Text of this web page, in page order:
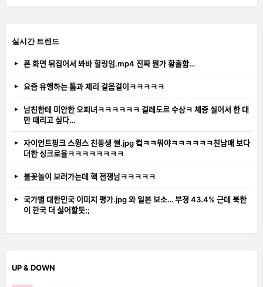
실시간 트렌드
폰 화면 뒤집어서 봐바 힐링임.mp4 진짜 뭔가 황홀함…
요즘 유행하는 톰과 제리 걸음걸이ㅋㅋㅋㅋㅋ
남친한테 미안한 오피녀ㅋㅋㅋㅋㅋㅋ 걸레도르 수상ㅋ 체중 실어서 한 대
만 때리고 싶다…
자이언트핑크 스윙스 친동생 썰.jpg 컼ㅋㅋ뭐야ㅋㅋㅋㅋㅋㅋ친남매 보다
더한 싱크로율ㅋㅋㅋㅋㅋㅋㅋㅋ
불꽃놀이 보러가는데 핵 전쟁남ㅋㅋㅋㅋㅋ
국가별 대한민국 이미지 평가.jpg 와 일본 보소… 부정 43.4% 근데 북한
이 한국 더 싫어할듯;;
UP & DOWN